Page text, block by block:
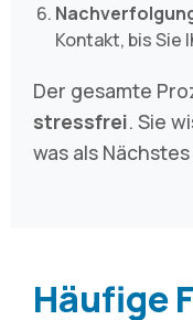
Kontakt, bis Sie
Der gesamte
stressfrei. Sie
was als
Häufige